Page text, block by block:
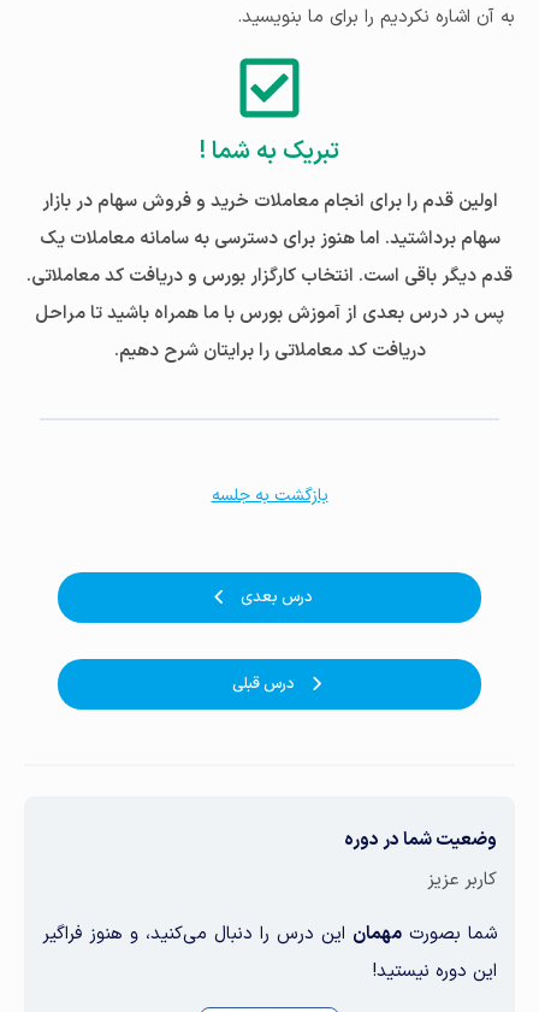
وضعیت شما در دوره
کاربر عزیز
شما بصورت مهمان این درس را دنبال می‌کنید، و هنوز فراگیر
این دوره نیستید!
به آن اشاره نکردیم را برای ما بنویسید.
تبریک به شما !
اولین قدم را برای انجام معاملات خرید و فروش سهام در بازار
سهام برداشتید. اما هنوز برای دسترسی به سامانه معاملات یک
قدم دیگر باقی است. انتخاب کارگزار بورس و دریافت کد معاملاتی.
پس در درس بعدی از آموزش بورس با ما همراه باشید تا مراحل
دریافت کد معاملاتی را برایتان شرح دهیم.
درس قبلی
بازگشت به جلسه
درس بعدی